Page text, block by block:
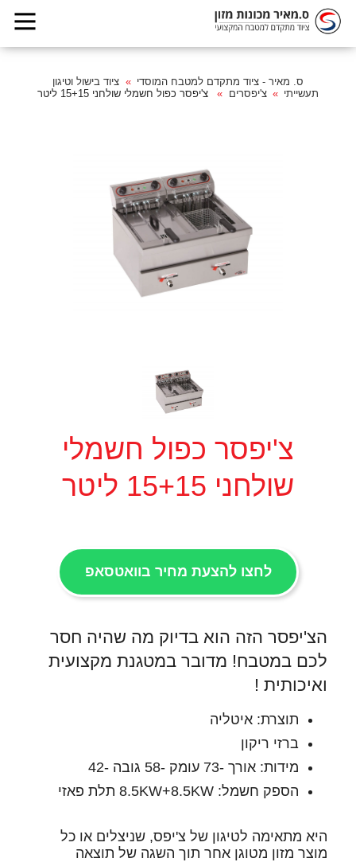
ס. מאיר - ציוד מתקדם למטבח המוסדי
ציוד בישול וטיגון
תעשייתי
צ'יפסרים צ'יפסר כפול חשמלי שולחני 15+15 ליטר
צ'יפסר כפול חשמלי
שולחני 15+15 ליטר
לחצו להצעת מחיר בוואטסאפ
הצ'יפסר הזה הוא בדיוק מה שהיה חסר
לכם במטבח! מדובר במטגנת מקצועית
ואיכותית !
תוצרת: איטליה
ברזי ריקון
מידות: אורך -73 עומק -58 גובה -42
הספק חשמל: 8.5KW+8.5KW תלת פאזי
היא מתאימה לטיגון של צ'יפס, שניצלים או כל
מוצר מזון מטוגן אחר תוך השגה של תוצאה